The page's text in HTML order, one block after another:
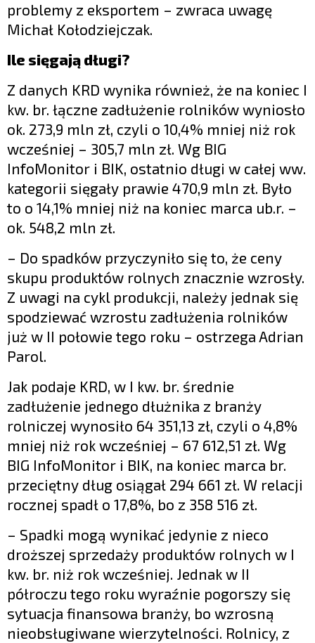
problemy z eksportem – zwraca uwagę
Michał Kołodziejczak.
Ile sięgają długi?
Z danych KRD wynika również, że na koniec I
kw. br. łączne zadłużenie rolników wyniosło
ok. 273,9 mln zł, czyli o 10,4% mniej niż rok
wcześniej – 305,7 mln zł. Wg BIG
InfoMonitor i BIK, ostatnio długi w całej ww.
kategorii sięgały prawie 470,9 mln zł. Było
to o 14,1% mniej niż na koniec marca ub.r. –
ok. 548,2 mln zł.
– Do spadków przyczyniło się to, że ceny
skupu produktów rolnych znacznie wzrosły.
Z uwagi na cykl produkcji, należy jednak się
spodziewać wzrostu zadłużenia rolników
już w II połowie tego roku – ostrzega Adrian
Parol.
Jak podaje KRD, w I kw. br. średnie
zadłużenie jednego dłużnika z branży
rolniczej wynosiło 64 351,13 zł, czyli o 4,8%
mniej niż rok wcześniej – 67 612,51 zł. Wg
BIG InfoMonitor i BIK, na koniec marca br.
przeciętny dług osiągał 294 661 zł. W relacji
rocznej spadł o 17,8%, bo z 358 516 zł.
– Spadki mogą wynikać jedynie z nieco
droższej sprzedaży produktów rolnych w I
kw. br. niż rok wcześniej. Jednak w II
półroczu tego roku wyraźnie pogorszy się
sytuacja finansowa branży, bo wzrosną
nieobsługiwane wierzytelności. Rolnicy, z